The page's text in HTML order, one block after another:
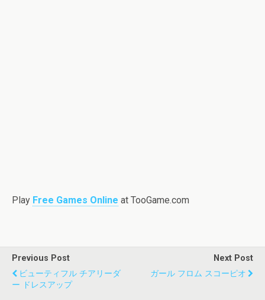
Play Free Games Online at TooGame.com
Previous Post
ビューティフル チアリーダ
ー ドレスアップ
Next Post
ガール フロム スコーピオ